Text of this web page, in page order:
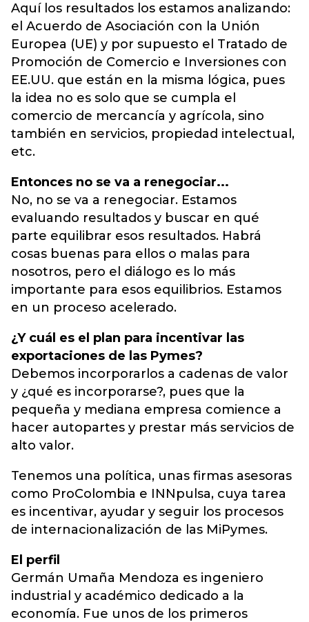
Aquí los resultados los estamos analizando:
el Acuerdo de Asociación con la Unión
Europea (UE) y por supuesto el Tratado de
Promoción de Comercio e Inversiones con
EE.UU. que están en la misma lógica, pues
la idea no es solo que se cumpla el
comercio de mercancía y agrícola, sino
también en servicios, propiedad intelectual,
etc.
Entonces no se va a renegociar...
No, no se va a renegociar. Estamos
evaluando resultados y buscar en qué
parte equilibrar esos resultados. Habrá
cosas buenas para ellos o malas para
nosotros, pero el diálogo es lo más
importante para esos equilibrios. Estamos
en un proceso acelerado.
¿Y cuál es el plan para incentivar las
exportaciones de las Pymes?
Debemos incorporarlos a cadenas de valor
y ¿qué es incorporarse?, pues que la
pequeña y mediana empresa comience a
hacer autopartes y prestar más servicios de
alto valor.
Tenemos una política, unas firmas asesoras
como ProColombia e INNpulsa, cuya tarea
es incentivar, ayudar y seguir los procesos
de internacionalización de las MiPymes.
El perfil
Germán Umaña Mendoza es ingeniero
industrial y académico dedicado a la
economía. Fue unos de los primeros